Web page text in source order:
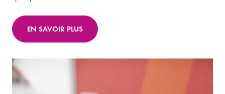
EN SAVOIR PLUS